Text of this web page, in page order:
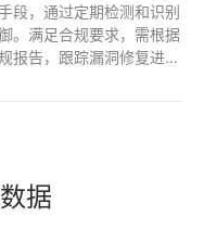
段，通过定期检测和识别
。满足合规要求，需根据
报告，跟踪漏洞修复进
据